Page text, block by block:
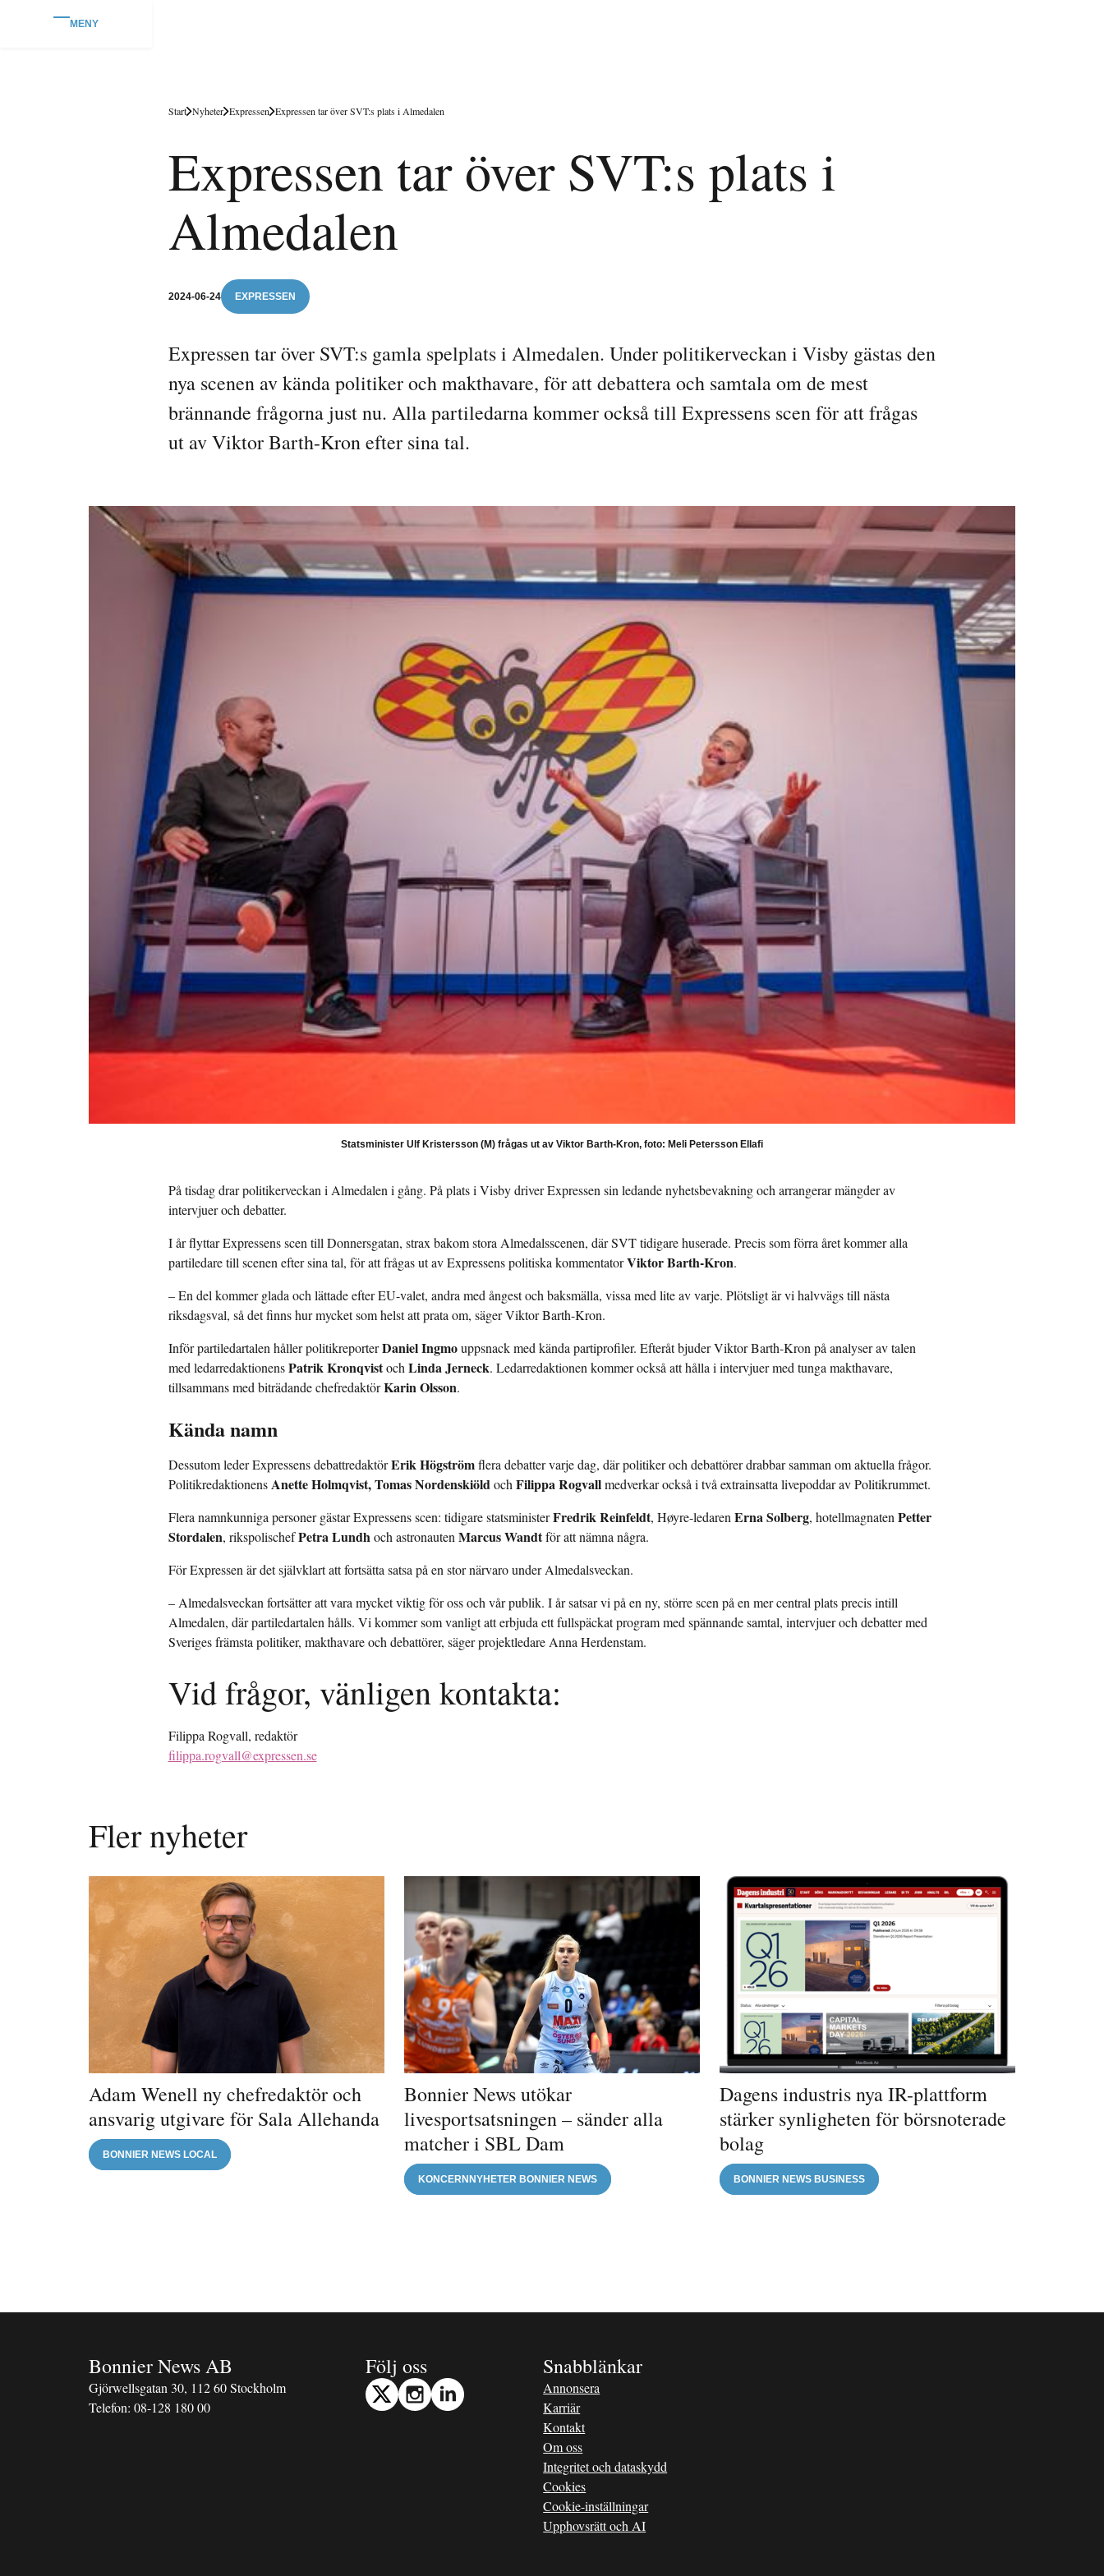
MENY
Start Nyheter Expressen Expressen tar över SVT:s plats i Almedalen
Expressen tar över SVT:s plats i
Almedalen
2024-06-24 EXPRESSEN
Expressen tar över SVT:s gamla spelplats i Almedalen. Under politikerveckan i Visby gästas den
nya scenen av kända politiker och makthavare, för att debattera och samtala om de mest
brännande frågorna just nu. Alla partiledarna kommer också till Expressens scen för att frågas
ut av Viktor Barth-Kron efter sina tal.
Statsminister Ulf Kristersson (M) frågas ut av Viktor Barth-Kron, foto: Meli Petersson Ellafi
På tisdag drar politikerveckan i Almedalen i gång. På plats i Visby driver Expressen sin ledande nyhetsbevakning och arrangerar mängder av
intervjuer och debatter.
I år flyttar Expressens scen till Donnersgatan, strax bakom stora Almedalsscenen, där SVT tidigare huserade. Precis som förra året kommer alla
partiledare till scenen efter sina tal, för att frågas ut av Expressens politiska kommentatorViktor Barth-Kron.
– En del kommer glada och lättade efter EU-valet, andra med ångest och baksmälla, vissa med lite av varje. Plötsligt är vi halvvägs till nästa
riksdagsval, så det finns hur mycket som helst att prata om, säger Viktor Barth-Kron.
Inför partiledartalen håller politikreporterDaniel Ingmouppsnack med kända partiprofiler. Efteråt bjuder Viktor Barth-Kron på analyser av talen
med ledarredaktionensPatrik Kronqvistoch Linda Jerneck. Ledarredaktionen kommer också att hålla i intervjuer med tunga makthavare,
tillsammans med biträdande chefredaktörKarin Olsson.
Kända namn
Dessutom leder Expressens debattredaktörErik Högströmflera debatter varje dag, där politiker och debattörer drabbar samman om aktuella frågor.
PolitikredaktionensAnette Holmqvist, Tomas Nordenskiöld och Filippa Rogvallmedverkar också i två extrainsatta livepoddar av Politikrummet.
Flera namnkunniga personer gästar Expressens scen: tidigare statsministerFredrik Reinfeldt, Høyre-ledaren Erna Solberg, hotellmagnatenPetter
Stordalen, rikspolischefPetra Lundh och astronauten Marcus Wandtför att nämna några.
För Expressen är det självklart att fortsätta satsa på en stor närvaro under Almedalsveckan.
– Almedalsveckan fortsätter att vara mycket viktig för oss och vår publik. I år satsar vi på en ny, större scen på en mer central plats precis intill
Almedalen, där partiledartalen hålls. Vi kommer som vanligt att erbjuda ett fullspäckat program med spännande samtal, intervjuer och debatter med
Sveriges främsta politiker, makthavare och debattörer, säger projektledare Anna Herdenstam.
Vid frågor, vänligen kontakta:
Filippa Rogvall, redaktör
filippa.rogvall@expressen.se
Fler nyheter
Adam Wenell ny chefredaktör och
ansvarig utgivare för Sala Allehanda
BONNIER NEWS LOCAL
Bonnier News utökar
livesportsatsningen – sänder alla
matcher i SBL Dam
KONCERNNYHETER BONNIER NEWS
Dagens industris nya IR-plattform
stärker synligheten för börsnoterade
bolag
BONNIER NEWS BUSINESS
Bonnier News AB
Gjörwellsgatan 30, 112 60 Stockholm
Telefon: 08-128 180 00
Följ oss Snabblänkar
Annonsera
Karriär
Kontakt
Om oss
Integritet och dataskydd
Cookies
Cookie-inställningar
Upphovsrätt och AI